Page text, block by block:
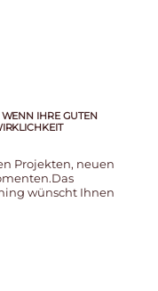
IHRE GUTEN
Projekten, neuen
wünscht Ihnen